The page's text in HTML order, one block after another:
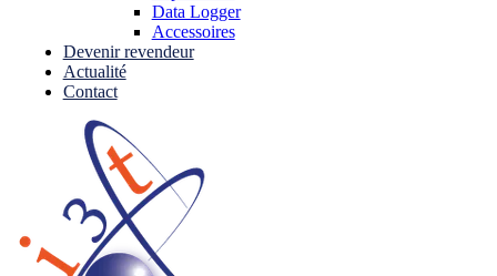
Data Logger
Accessoires
Devenir revendeur
Actualité
Contact